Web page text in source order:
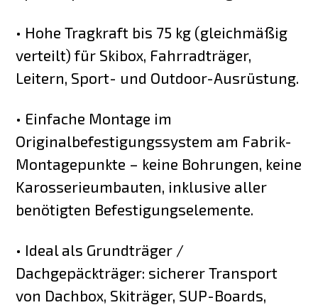
• Hohe Tragkraft bis 75 kg (gleichmäßig
verteilt) für Skibox, Fahrradträger,
Leitern, Sport- und Outdoor-Ausrüstung.
• Einfache Montage im
Originalbefestigungssystem am Fabrik-
Montagepunkte – keine Bohrungen, keine
Karosserieumbauten, inklusive aller
benötigten Befestigungselemente.
• Ideal als Grundträger /
Dachgepäckträger: sicherer Transport
von Dachbox, Skiträger, SUP-Boards,